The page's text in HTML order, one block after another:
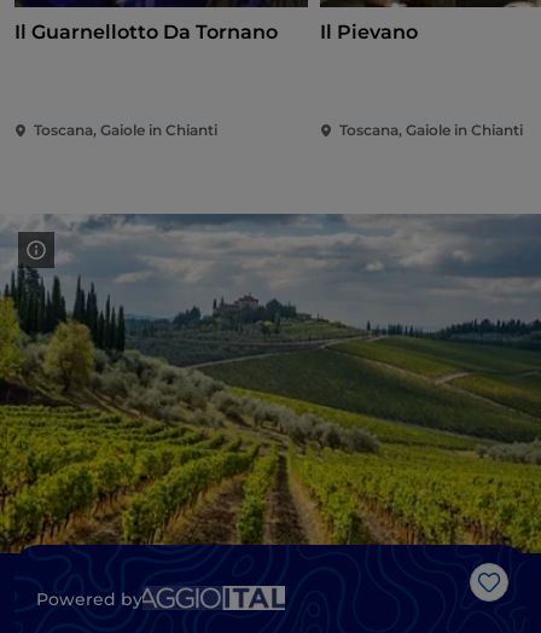
Il Guarnellotto Da Tornano
Toscana, Gaiole in Chianti
Il Pievano
Toscana, Gaiole in Chianti
Powered by